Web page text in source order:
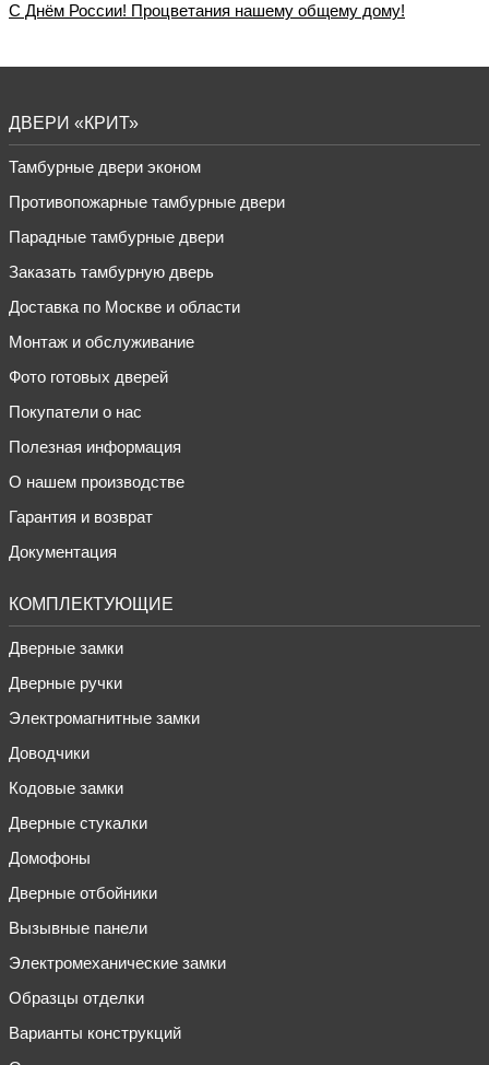
С Днём России! Процветания нашему общему дому!
ДВЕРИ «КРИТ»
Тамбурные двери эконом
Противопожарные тамбурные двери
Парадные тамбурные двери
Заказать тамбурную дверь
Доставка по Москве и области
Монтаж и обслуживание
Фото готовых дверей
Покупатели о нас
Полезная информация
О нашем производстве
Гарантия и возврат
Документация
КОМПЛЕКТУЮЩИЕ
Дверные замки
Дверные ручки
Электромагнитные замки
Доводчики
Кодовые замки
Дверные стукалки
Домофоны
Дверные отбойники
Вызывные панели
Электромеханические замки
Образцы отделки
Варианты конструкций